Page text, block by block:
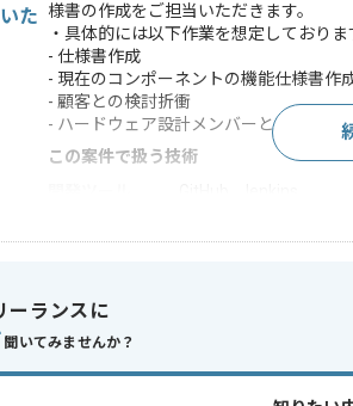
た
様書の作成をご担当いただきます。
・具体的には以下作業を想定しておりま
- 仕様書作成
- 現在のコンポーネントの機能仕様書作
- 顧客との検討折衝
- ハードウェア設計メンバーとの仕様検
この案件で扱う技術
特徴
ーランスに
聞いてみませんか？